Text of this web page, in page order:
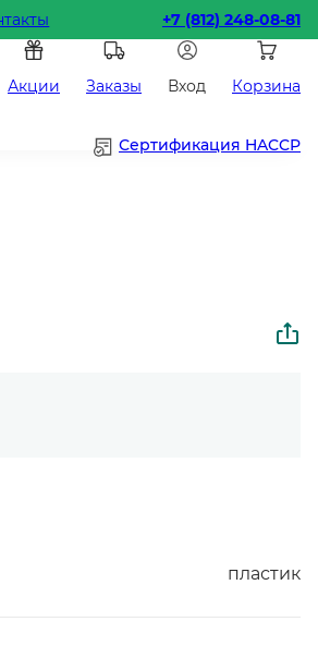
+7 (812) 248-08-81
Акции Заказы Вход Корзина
Сертификация HACCP
пластик